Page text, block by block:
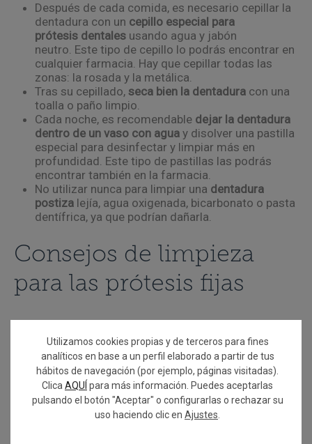
Después de cada comida, es necesario cepillar la
dentadura con un cepillo especial para
prótesis dentales usando agua y jabón
neutro. Este tipo de cepillo lo podrás encontrar en
cualquier farmacia. Hay que cepillar todas las
zonas: la rosada y la metálica.
Tras su cepillado, seca bien la dentadura con una
toalla o paño limpio.
Cada noche, es recomendable dejar la dentadura
dentro de un vaso con agua y disolver una pastilla
especial para desinfectar y limpiar más en
profundidad. Este tipo de pastillas las podrás
encontrar también en la farmacia.
No utilizar nunca para limpiar una dentadura
postiza lejía, agua oxigenada, bicarbonato o pasta
dentífrica, ya que podrían dañarla.
Consejos de limpieza
para las prótesis fijas
paciente de forma permanente y, por tanto, funcionan
igual que un diente natural. Estas requieren de los
mismos cuidados de higiene que el resto de dientes,
a pesar de que estos “dientes artificiales” no pueden
tener caries.
Utilizamos cookies propias y de terceros para fines
analíticos en base a un perfil elaborado a partir de tus
hábitos de navegación (por ejemplo, páginas visitadas).
Clica AQUÍ para más información. Puedes aceptarlas
pulsando el botón "Aceptar" o configurarlas o rechazar su
uso haciendo clic en Ajustes